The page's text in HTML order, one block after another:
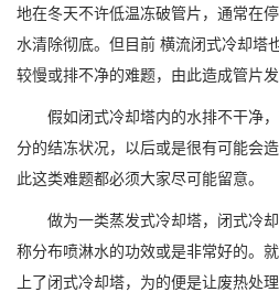
地在冬天不许低温冻破管片，通常在
水清除彻底。但目前 横流闭式冷却塔
较慢或排不净的难题，由此造成管片发
假如闭式冷却塔内的水排不干净，
分的结冻状况，以后或是很有可能会
此这类难题都必须大家尽可能留意。
做为一类蒸发式冷却塔，闭式冷却
称分布喷淋水的功效或是非常好的。
上了闭式冷却塔，为的便是让废热处